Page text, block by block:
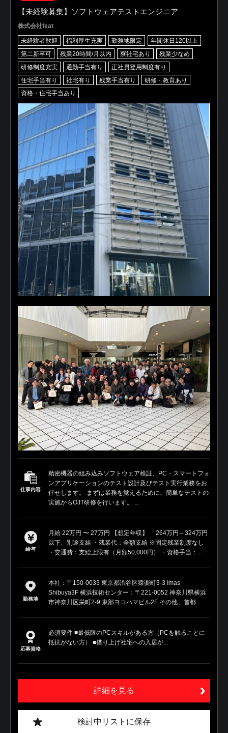
【未経験募集】ソフトウェアテストエンジニア
株式会社feat
未経験者歓迎 福利厚生充実 勤務地限定
年間休日120以上
第二新卒可
残業20時間/月以内 寮社宅あり
残業少なめ
研修制度充実
通勤手当有り
正社員登用制度有り
住宅手当有り
社宅有り 残業手当有り
研修・教育あり
資格・住宅手当あり
仕事内容
精密機器の組み込みソフトウェア検証、PC・スマートフォ
ンアプリケーションのテスト設計及びテスト実行業務をお
任せします。 まずは業務を覚えるために、簡単なテストの
実施からOJT研修を行います。 ...
給与
月給 22万円 〜 27万円 【想定年収】 264万円～324万円
以下、別途支給 ・残業代：全額支給 ※固定残業制度なし
・交通費：支給上限有（月額50,000円） ・資格手当：...
勤務地
本社：〒150-0033 東京都渋谷区猿楽町3-3 Imas
Shibuya3F 横浜技術センター：〒221-0052 神奈川県横浜
市神奈川区栄町2-9 東部ヨコハマビル2F その他、首都...
応募資格
必須要件 ■最低限のPCスキルがある方（PCを触ることに
抵抗がない方） ■借り上げ社宅への入居が...
詳細を見る
検討中リストに保存